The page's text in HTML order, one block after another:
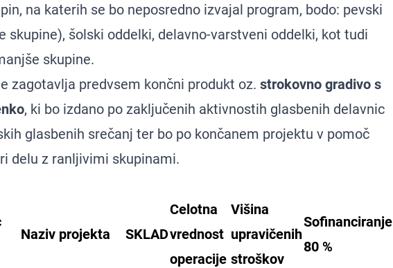
na katerih se bo neposredno izvajal program, bodo: pevski
skupine), šolski oddelki, delavno-varstveni oddelki, kot tudi
skupine.
zagotavlja predvsem končni produkt oz. strokovno gradivo s
, ki bo izdano po zaključenih aktivnostih glasbenih delavnic
glasbenih srečanj ter bo po končanem projektu v pomoč
delu z ranljivimi skupinami.
Naziv projekta SKLAD
Celotna
vrednost
operacije
Višina
upravičenih
stroškov
Sofinanciranje
80 %